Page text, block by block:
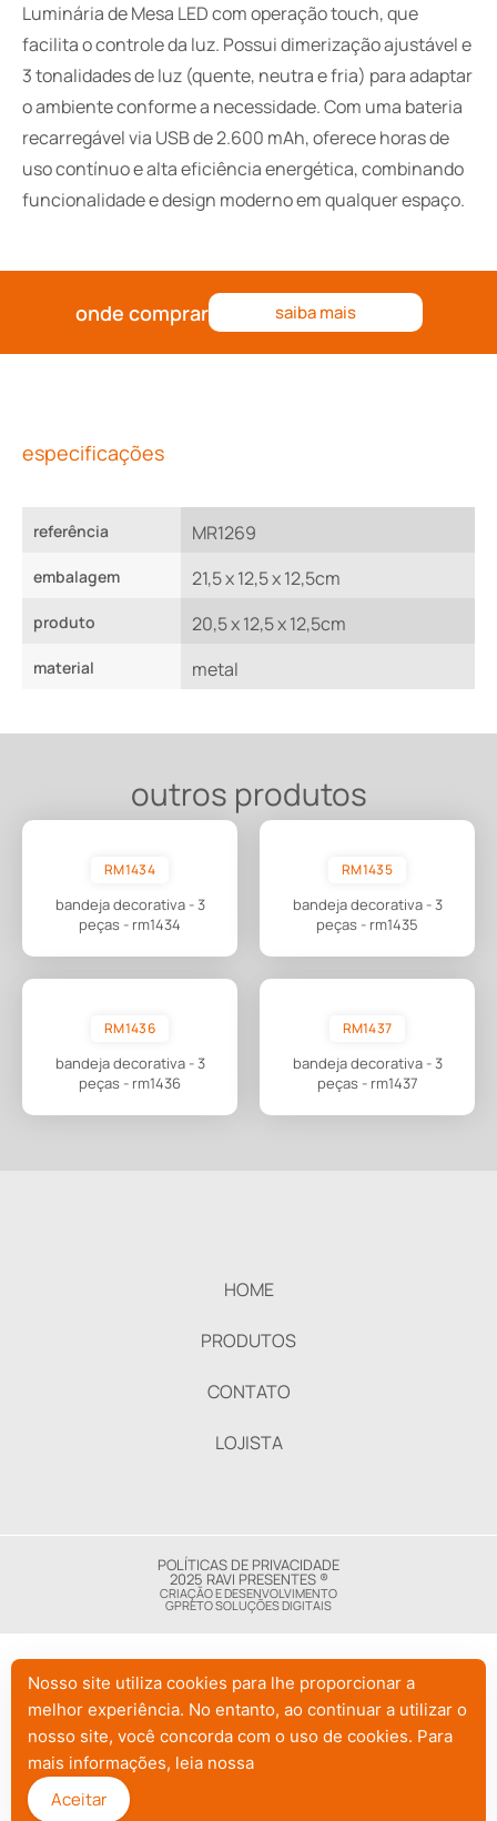
Luminária de Mesa LED com operação touch, que
facilita o controle da luz. Possui dimerização ajustável e
3 tonalidades de luz (quente, neutra e fria) para adaptar
o ambiente conforme a necessidade. Com uma bateria
recarregável via USB de 2.600 mAh, oferece horas de
uso contínuo e alta eficiência energética, combinando
funcionalidade e design moderno em qualquer espaço.
onde comprar saiba mais
especificações
referência MR1269
embalagem 21,5 x 12,5 x 12,5cm
produto 20,5 x 12,5 x 12,5cm
material metal
outros produtos
RM1434
bandeja decorativa - 3
peças - rm1434
RM1435
bandeja decorativa - 3
peças - rm1435
RM1436
bandeja decorativa - 3
peças - rm1436
RM1437
bandeja decorativa - 3
peças - rm1437
HOME
PRODUTOS
CONTATO
LOJISTA
POLÍTICAS DE PRIVACIDADE
2025 RAVI PRESENTES ®
CRIAÇÃO E DESENVOLVIMENTO
GPRETO SOLUÇÕES DIGITAIS
Nosso site utiliza cookies para lhe proporcionar a
melhor experiência. No entanto, ao continuar a utilizar o
nosso site, você concorda com o uso de cookies. Para
mais informações, leia nossa
Aceitar